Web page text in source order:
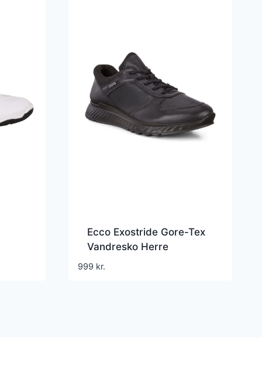
Ecco Exostride Gore-Tex
Vandresko Herre
999 kr.